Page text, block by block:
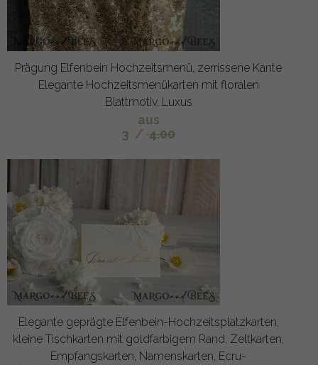
Prägung Elfenbein Hochzeitsmenü, zerrissene Kante
Elegante Hochzeitsmenükarten mit floralen
Blattmotiv, Luxus
aus
3 / 4.00
Elegante geprägte Elfenbein-Hochzeitsplatzkarten,
kleine Tischkarten mit goldfarbigem Rand, Zeltkarten,
Empfangskarten, Namenskarten, Ecru-